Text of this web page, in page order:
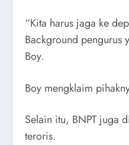
“Kita harus jaga ke
Background pengurus
Boy.
Boy mengklaim
Selain itu, BNPT juga
teroris.